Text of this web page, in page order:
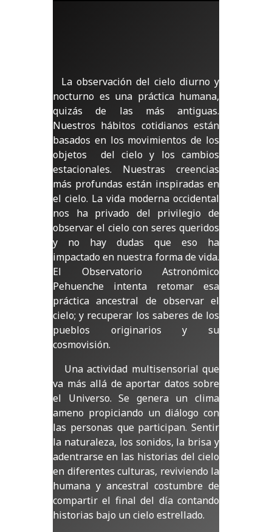
La observación del cielo diurno y
nocturno es una práctica humana,
quizás de las más antiguas.
Nuestros hábitos cotidianos están
basados en los movimientos de los
objetos del cielo y los cambios
estacionales. Nuestras creencias
más profundas están inspiradas en
el cielo. La vida moderna occidental
nos ha privado del privilegio de
observar el cielo con seres queridos
y no hay dudas que eso ha
impactado en nuestra forma de vida.
El Observatorio Astronómico
Pehuenche intenta retomar esa
práctica ancestral de observar el
cielo; y recuperar los saberes de los
pueblos originarios y su
cosmovisión.
Una actividad multisensorial que
va más allá de aportar datos sobre
el Universo. Se genera un clima
ameno propiciando un diálogo con
las personas que participan. Sentir
la naturaleza, los sonidos, la brisa y
adentrarse en las historias del cielo
en diferentes culturas, reviviendo la
humana y ancestral costumbre de
compartir el final del día contando
historias bajo un cielo estrellado.